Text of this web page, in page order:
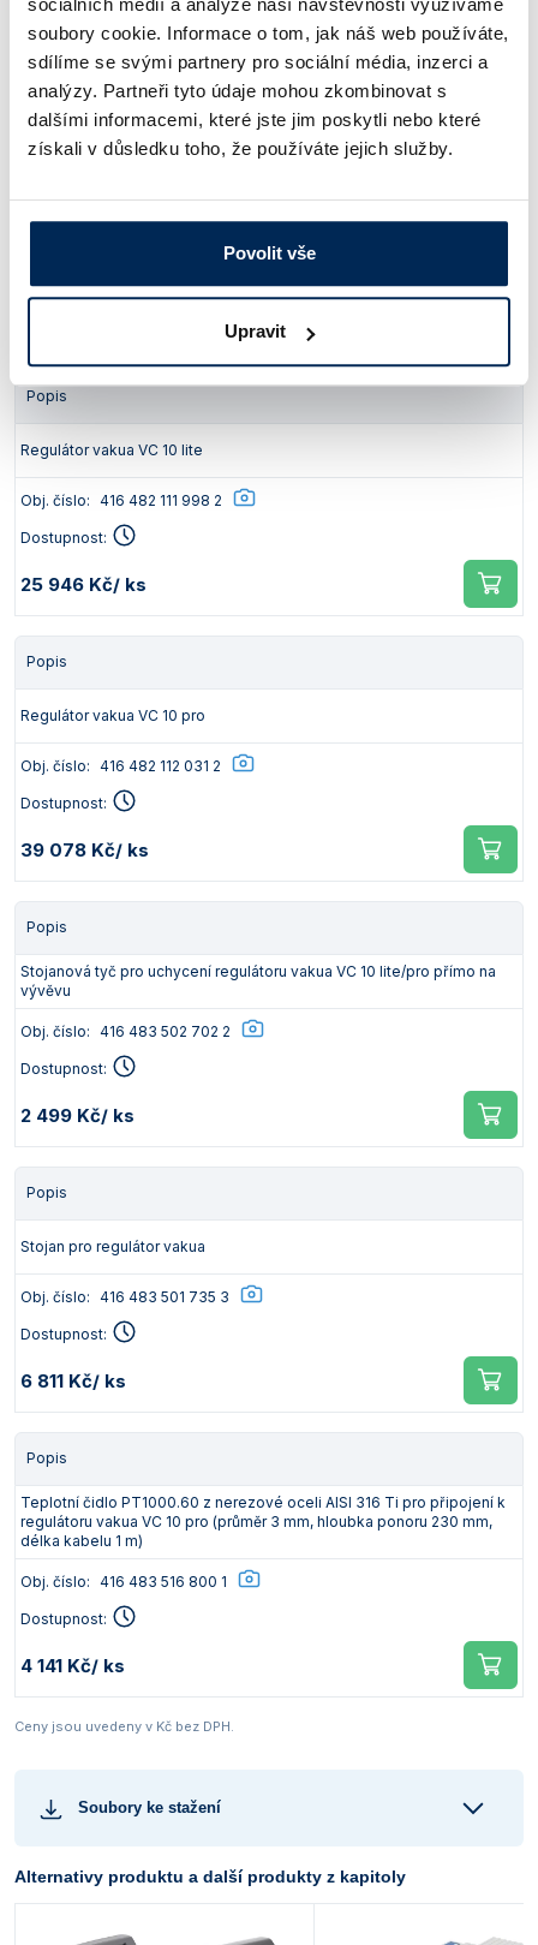
soubory cookie. Informace o tom, jak náš web používáte,
sdílíme se svými partnery pro sociální média, inzerci a
analýzy. Partneři tyto údaje mohou zkombinovat s
dalšími informacemi, které jste jim poskytli nebo které
získali v důsledku toho, že používáte jejich služby.
Povolit vše
Upravit
Popis
Obj. číslo: 416 483 501 873 3
Volitelné příslušenství: Regulátory vakua a teplotní
Popis
Regulátor vakua VC 10 lite
Obj. číslo: 416 482 111 998 2
Dostupnost:
25 946 Kč/ ks
Popis
Regulátor vakua VC 10 pro
Obj. číslo: 416 482 112 031 2
Dostupnost:
39 078 Kč/ ks
Popis
Stojanová tyč pro uchycení regulátoru vakua VC 10 lite/pro přímo na
vývěvu
Obj. číslo: 416 483 502 702 2
Dostupnost:
2 499 Kč/ ks
Popis
Stojan pro regulátor vakua
Obj. číslo: 416 483 501 735 3
Dostupnost:
6 811 Kč/ ks
Popis
Teplotní čidlo PT1000.60 z nerezové oceli AISI 316 Ti pro připojení k
regulátoru vakua VC 10 pro (průměr 3 mm, hloubka ponoru 230 mm,
délka kabelu 1 m)
Obj. číslo: 416 483 516 800 1
Dostupnost:
4 141 Kč/ ks
Ceny jsou uvedeny v Kč bez DPH.
Soubory ke stažení
Alternativy produktu a další produkty z kapitoly